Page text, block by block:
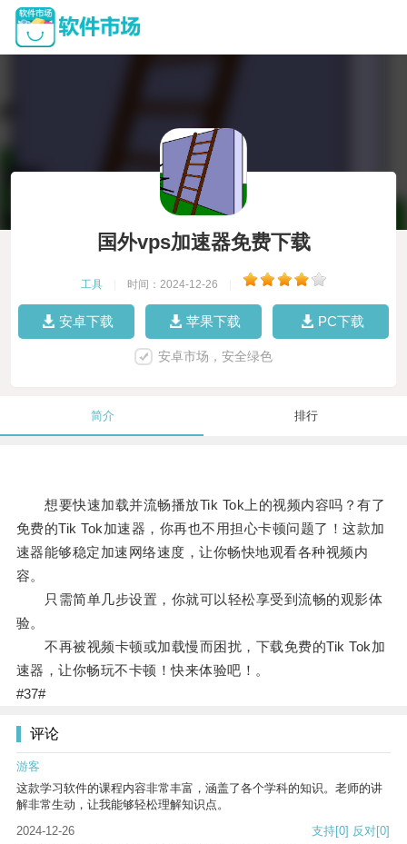
国外vps加速器免费下载
工具 时间：2024-12-26
安卓下载 苹果下载 PC下载
安卓市场，安全绿色
简介 排行
想要快速加载并流畅播放Tik Tok上的视频内容吗？有了
免费的Tik Tok加速器，你再也不用担心卡顿问题了！这款加
速器能够稳定加速网络速度，让你畅快地观看各种视频内
容。
只需简单几步设置，你就可以轻松享受到流畅的观影体
验。
不再被视频卡顿或加载慢而困扰，下载免费的Tik Tok加
速器，让你畅玩不卡顿！快来体验吧！。
#37#
评论
游客
这款学习软件的课程内容非常丰富，涵盖了各个学科的知识。老师的讲
解非常生动，让我能够轻松理解知识点。
2024-12-26
支持[0] 反对[0]